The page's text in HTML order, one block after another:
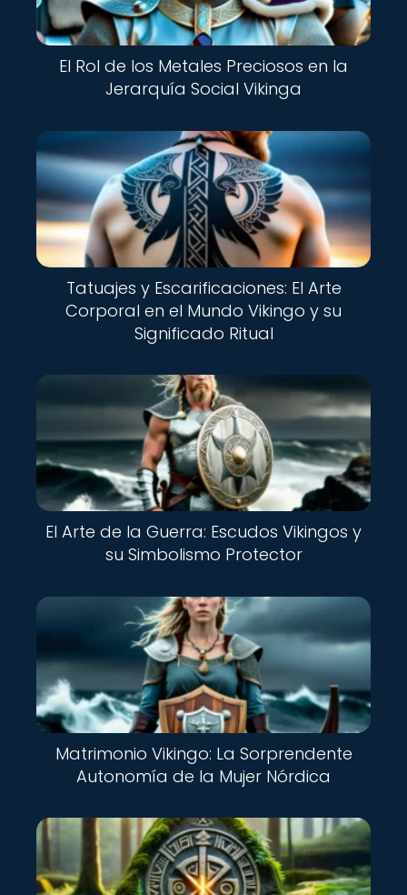
El Rol de los Metales Preciosos en la
Jerarquía Social Vikinga
Nuevo
Tatuajes y Escarificaciones: El Arte
Corporal en el Mundo Vikingo y su
Significado Ritual
Nuevo
El Arte de la Guerra: Escudos Vikingos y
su Simbolismo Protector
Nuevo
Matrimonio Vikingo: La Sorprendente
Autonomía de la Mujer Nórdica